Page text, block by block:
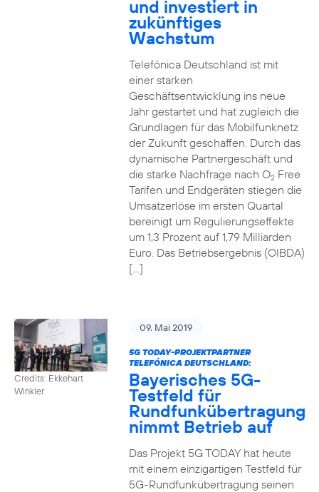
und investiert in
zukünftiges
Wachstum
Telefónica Deutschland ist mit
einer starken
Geschäftsentwicklung ins neue
Jahr gestartet und hat zugleich die
Grundlagen für das Mobilfunknetz
der Zukunft geschaffen. Durch das
dynamische Partnergeschäft und
die starke Nachfrage nach O2Free
Tarifen und Endgeräten stiegen die
Umsatzerlöse im ersten Quartal
bereinigt um Regulierungseffekte
um 1,3 Prozent auf 1,79 Milliarden
Euro. Das Betriebsergebnis (OIBDA)
[…]
Credits: Ekkehart
Winkler
09. Mai 2019
5G TODAY-PROJEKTPARTNER
TELEFÓNICA DEUTSCHLAND:
Bayerisches 5G-
Testfeld für
Rundfunkübertragung
nimmt Betrieb auf
Das Projekt 5G TODAY hat heute
mit einem einzigartigen Testfeld für
5G-Rundfunkübertragung seinen